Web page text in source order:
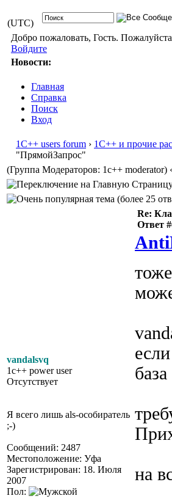
(UTC)
Добро пожаловать, Гость. Пожалуйста
Войдите
Новости:
Главная
Справка
Поиск
Вход
1С++ users forum › 1С++ и прочие
"ПрямойЗапрос"
(Группа Модераторов: 1c++ moderator) ‹
vandalsvq
1c++ power user
Отсутствует
Я всего лишь als-особиратель
;-)
Сообщений: 2487
Местоположение: Уфа
Зарегистрирован: 18. Июля
2007
Пол:
Re:
Ответ
на